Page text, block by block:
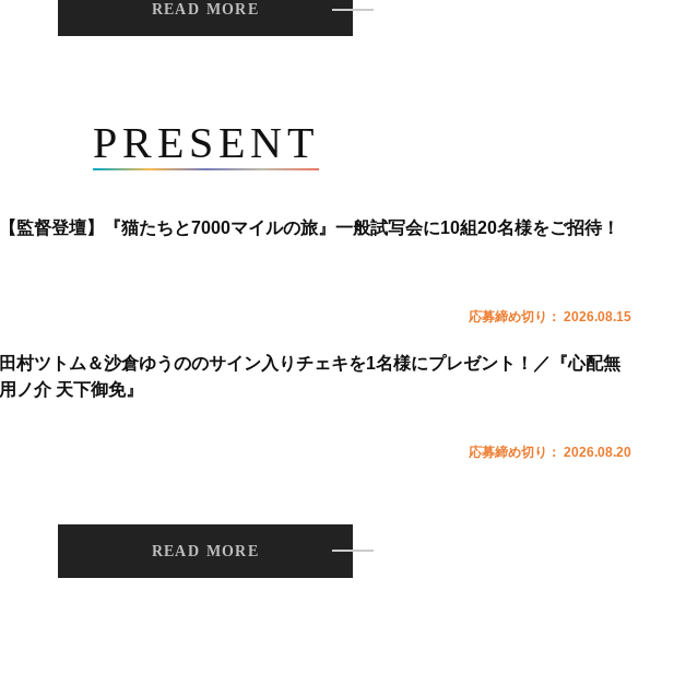
READ MORE
PRESENT
【監督登壇】『猫たちと7000マイルの旅』一般試写会に10組20名様をご招待！
応募締め切り： 2026.08.15
田村ツトム＆沙倉ゆうののサイン入りチェキを1名様にプレゼント！／『心配無
用ノ介 天下御免』
応募締め切り： 2026.08.20
READ MORE